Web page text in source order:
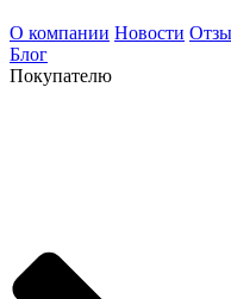
О компании Новости
Блог
Покупателю